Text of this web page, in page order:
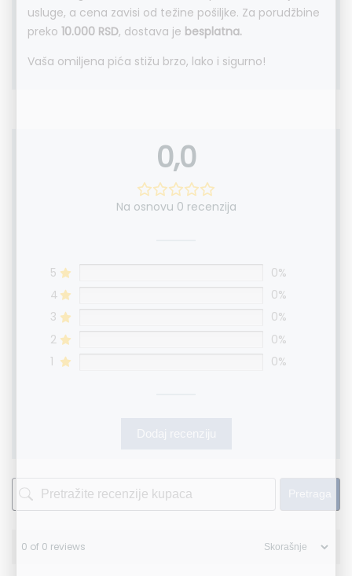
usluge, a cena zavisi od težine pošiljke. Za porudžbine
preko 10.000 RSD, dostava je besplatna.
Vaša omiljena pića stižu brzo, lako i sigurno!
0,0
Na osnovu 0 recenzija
5
0%
4
0%
3
0%
2
0%
1
0%
0 of 0 reviews